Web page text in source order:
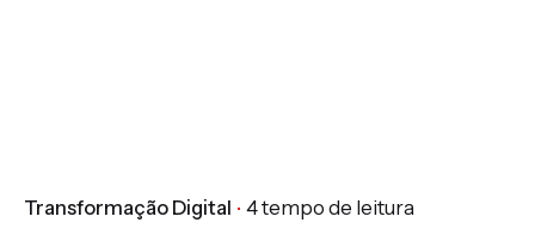
Transformação Digital 4 tempo de leitura